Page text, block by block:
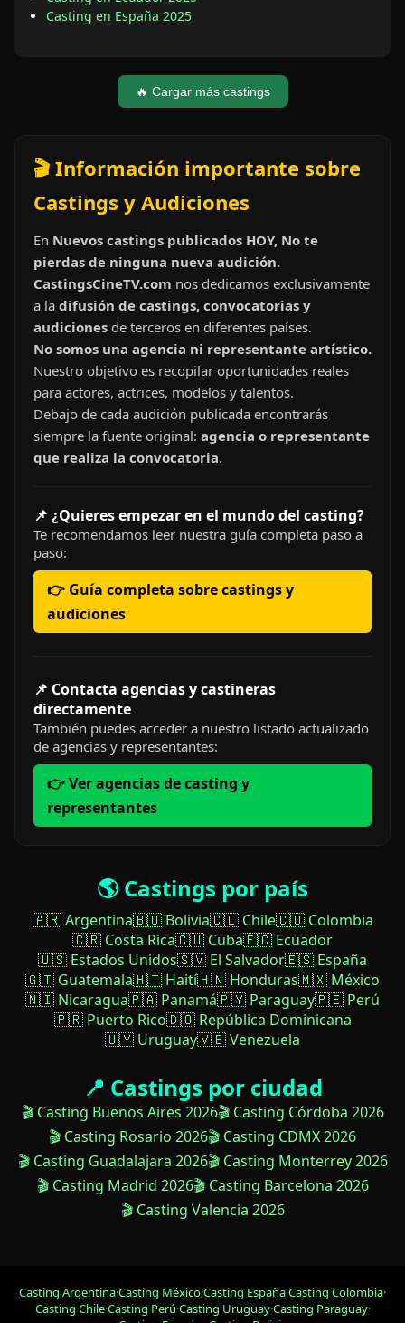
Casting en España 2025
🔥 Cargar más castings
🎬 Información importante sobre
Castings y Audiciones
En Nuevos castings publicados HOY, No te
pierdas de ninguna nueva audición.
CastingsCineTV.com nos dedicamos exclusivamente
a la difusión de castings, convocatorias y
audiciones de terceros en diferentes países.
No somos una agencia ni representante artístico.
Nuestro objetivo es recopilar oportunidades reales
para actores, actrices, modelos y talentos.
Debajo de cada audición publicada encontrarás
siempre la fuente original: agencia o representante
que realiza la convocatoria.
📌 ¿Quieres empezar en el mundo del casting?
Te recomendamos leer nuestra guía completa paso a
paso:
👉 Guía completa sobre castings y
audiciones
📌 Contacta agencias y castineras
directamente
También puedes acceder a nuestro listado actualizado
de agencias y representantes:
👉 Ver agencias de casting y
representantes
🌎 Castings por país
🇦🇷 Argentina🇧🇴 Bolivia🇨🇱 Chile🇨🇴 Colombia
🇨🇷 Costa Rica🇨🇺 Cuba🇪🇨 Ecuador
🇺🇸 Estados Unidos🇸🇻 El Salvador🇪🇸 España
🇬🇹 Guatemala🇭🇹 Haití🇭🇳 Honduras🇲🇽 México
🇳🇮 Nicaragua🇵🇦 Panamá🇵🇾 Paraguay🇵🇪 Perú
🇵🇷 Puerto Rico🇩🇴 República Dominicana
🇺🇾 Uruguay🇻🇪 Venezuela
📍 Castings por ciudad
🎬 Casting Buenos Aires 2026🎬 Casting Córdoba 2026
🎬 Casting Rosario 2026🎬 Casting CDMX 2026
🎬 Casting Guadalajara 2026🎬 Casting Monterrey 2026
🎬 Casting Madrid 2026🎬 Casting Barcelona 2026
🎬 Casting Valencia 2026
Casting Argentina·Casting México·Casting España·Casting Colombia·
Casting Chile·Casting Perú·Casting Uruguay·Casting Paraguay·